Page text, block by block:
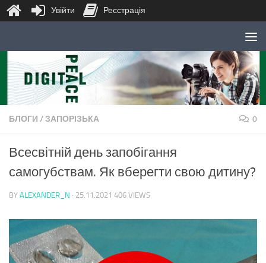
Skip to content
БЛОГИ /ЗАПОРІЗЬКА 0
Всесвітній день запобігання
самогубствам. Як вберегти свою дитину?
BY ALEXANDER_N · 25.11.2021 406 VIEWS
Увійти Реєстрація